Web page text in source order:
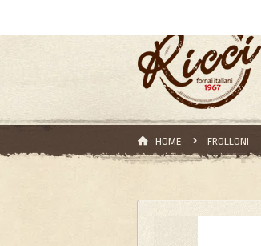
HOME FROLLONI